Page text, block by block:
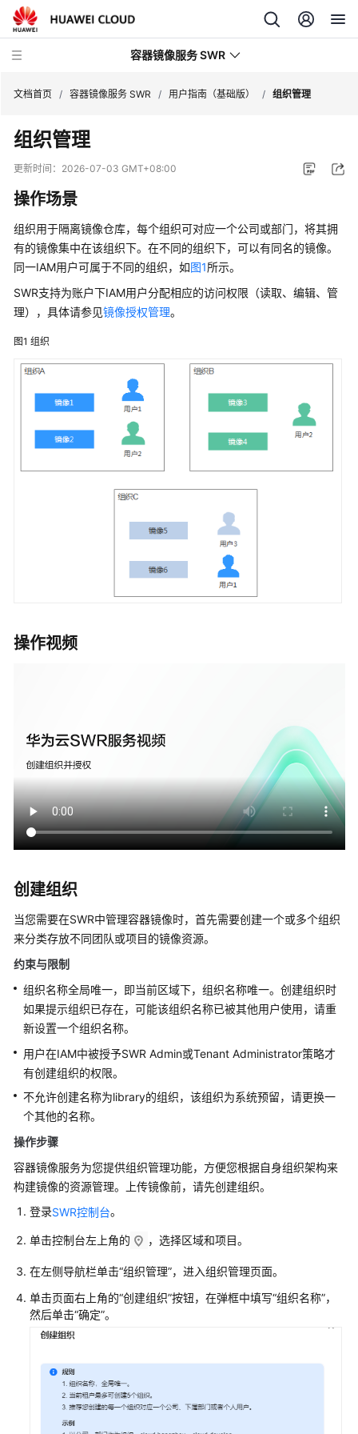
容器镜像服务 SWR
最
新
态
产
品
介
绍
速
门
（基
础
版）
指
欢
迎
使
用
容
服
容
器
引
擎
基
础
知
识
组
织
管
理
权
限
理
像
管
理
使
CTS
文档首页 / 容器镜像服务 SWR / 用户指南（基础版） / 组织管理
组织管理
更新时间： 2026-07-03 GMT+08:00
操作场景
组织用于隔离镜像仓库，每个组织可对应一个公司或部门，将其拥
有的镜像集中在该组织下。在不同的组织下，可以有同名的镜像。
同一IAM用户可属于不同的组织，如图1所示。
SWR支持为账户下IAM用户分配相应的访问权限（读取、编辑、管
理），具体请参见镜像授权管理。
图1 组织
操作视频
创建组织
当您需要在SWR中管理容器镜像时，首先需要创建一个或多个组织
来分类存放不同团队或项目的镜像资源。
约束与限制
组织名称全局唯一，即当前区域下，组织名称唯一。创建组织时
如果提示组织已存在，可能该组织名称已被其他用户使用，请重
新设置一个组织名称。
用户在IAM中被授予SWR Admin或Tenant Administrator策略才
有创建组织的权限。
不允许创建名称为library的组织，该组织为系统预留，请更换一
个其他的名称。
操作步骤
容器镜像服务为您提供组织管理功能，方便您根据自身组织架构来
构建镜像的资源管理。上传镜像前，请先创建组织。
登录SWR控制台。
单击控制台左上角的 ，选择区域和项目。
在左侧导航栏单击“组织管理”，进入组织管理页面。
单击页面右上角的“创建组织”按钮，在弹框中填写“组织名称”，
然后单击“确定”。